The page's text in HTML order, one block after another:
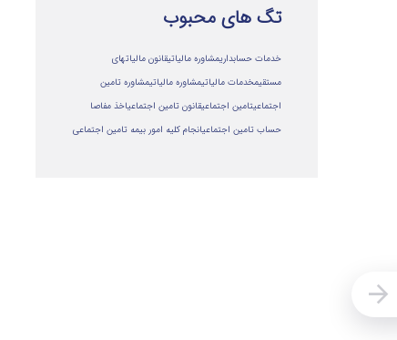
تگ های محبوب
خدمات حسابداریمشاوره مالیاتیقانون مالیاتهای
مستقیمخدمات مالیاتیمشاوره مالياتيمشاوره تامین
اجتماعیتامین اجتماعیقانون تامین اجتماعیاخذ مفاصا
حساب تامین اجتماعیانجام کلیه امور بیمه تامین اجتماعی